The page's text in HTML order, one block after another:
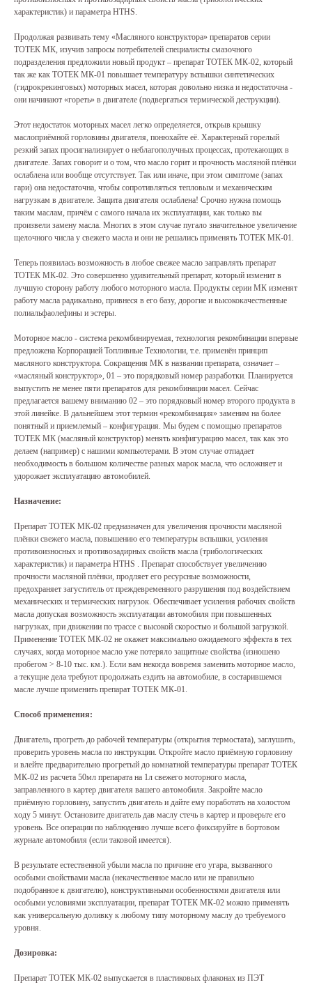
характеристик) и параметра HTHS.
Продолжая развивать тему «Масляного конструктора» препаратов серии
ТОТЕК МК, изучив запросы потребителей специалисты смазочного
подразделения предложили новый продукт – препарат ТОТЕК МК-02, который
так же как ТОТЕК МК-01 повышает температуру вспышки синтетических
(гидрокрекинговых) моторных масел, которая довольно низка и недостаточна -
они начинают «гореть» в двигателе (подвергаться термической деструкции).
Этот недостаток моторных масел легко определяется, открыв крышку
маслоприёмной горловины двигателя, понюхайте её. Характерный горелый
резкий запах просигнализирует о неблагополучных процессах, протекающих в
двигателе. Запах говорит и о том, что масло горит и прочность масляной плёнки
ослаблена или вообще отсутствует. Так или иначе, при этом симптоме (запах
гари) она недостаточна, чтобы сопротивляться тепловым и механическим
нагрузкам в двигателе. Защита двигателя ослаблена! Срочно нужна помощь
таким маслам, причём с самого начала их эксплуатации, как только вы
произвели замену масла. Многих в этом случае пугало значительное увеличение
щелочного числа у свежего масла и они не решались применять ТОТЕК МК-01.
Теперь появилась возможность в любое свежее масло заправлять препарат
ТОТЕК МК-02. Это совершенно удивительный препарат, который изменит в
лучшую сторону работу любого моторного масла. Продукты серии МК изменят
работу масла радикально, привнеся в его базу, дорогие и высококачественные
полиальфаолефины и эстеры.
Моторное масло - система рекомбинируемая, технология рекомбинации впервые
предложена Корпорацией Топливные Технологии, т.е. применён принцип
масляного конструктора. Сокращения МК в названии препарата, означает –
«масляный конструктор», 01 – это порядковый номер разработки. Планируется
выпустить не менее пяти препаратов для рекомбинации масел. Сейчас
предлагается вашему вниманию 02 – это порядковый номер второго продукта в
этой линейке. В дальнейшем этот термин «рекомбинация» заменим на более
понятный и приемлемый – конфигурация. Мы будем с помощью препаратов
ТОТЕК МК (масляный конструктор) менять конфигурацию масел, так как это
делаем (например) с нашими компьютерами. В этом случае отпадает
необходимость в большом количестве разных марок масла, что осложняет и
удорожает эксплуатацию автомобилей.
Назначение:
Препарат ТОТЕК МК-02 предназначен для увеличения прочности масляной
плёнки свежего масла, повышению его температуры вспышки, усиления
противоизносных и противозадирных свойств масла (трибологических
характеристик) и параметра HTHS . Препарат способствует увеличению
прочности масляной плёнки, продляет его ресурсные возможности,
предохраняет загуститель от преждевременного разрушения под воздействием
механических и термических нагрузок. Обеспечивает усиления рабочих свойств
масла допуская возможность эксплуатации автомобиля при повышенных
нагрузках, при движении по трассе с высокой скоростью и большой загрузкой.
Применение ТОТЕК МК-02 не окажет максимально ожидаемого эффекта в тех
случаях, когда моторное масло уже потеряло защитные свойства (изношено
пробегом > 8-10 тыс. км.). Если вам некогда вовремя заменить моторное масло,
а текущие дела требуют продолжать ездить на автомобиле, в состарившемся
масле лучше применить препарат ТОТЕК МК-01.
Способ применения:
Двигатель, прогреть до рабочей температуры (открытия термостата), заглушить,
проверить уровень масла по инструкции. Откройте масло приёмную горловину
и влейте предварительно прогретый до комнатной температуры препарат ТОТЕК
МК-02 из расчета 50мл препарата на 1л свежего моторного масла,
заправленного в картер двигателя вашего автомобиля. Закройте масло
приёмную горловину, запустить двигатель и дайте ему поработать на холостом
ходу 5 минут. Остановите двигатель дав маслу стечь в картер и проверьте его
уровень. Все операции по наблюдению лучше всего фиксируйте в бортовом
журнале автомобиля (если таковой имеется).
В результате естественной убыли масла по причине его угара, вызванного
особыми свойствами масла (некачественное масло или не правильно
подобранное к двигателю), конструктивными особенностями двигателя или
особыми условиями эксплуатации, препарат ТОТЕК МК-02 можно применять
как универсальную доливку к любому типу моторному маслу до требуемого
уровня.
Дозировка:
Препарат ТОТЕК МК-02 выпускается в пластиковых флаконах из ПЭТ